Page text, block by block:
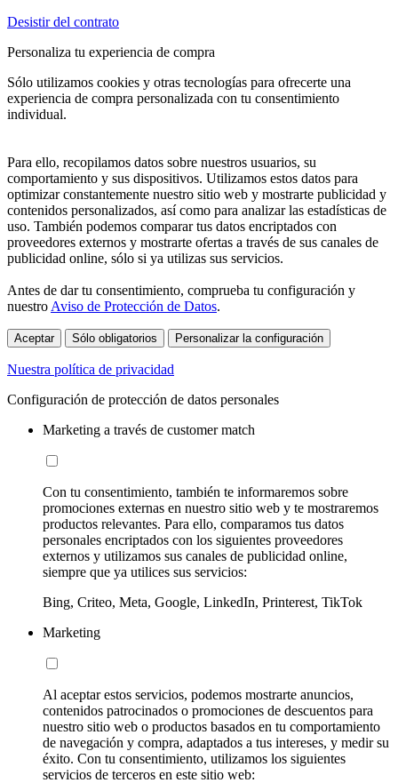
Desistir del contrato
Personaliza tu experiencia de compra
Sólo utilizamos cookies y otras tecnologías para ofrecerte una
experiencia de compra personalizada con tu consentimiento
individual.
Para ello, recopilamos datos sobre nuestros usuarios, su
comportamiento y sus dispositivos. Utilizamos estos datos para
optimizar constantemente nuestro sitio web y mostrarte publicidad y
contenidos personalizados, así como para analizar las estadísticas de
uso. También podemos comparar tus datos encriptados con
proveedores externos y mostrarte ofertas a través de sus canales de
publicidad online, sólo si ya utilizas sus servicios.
Antes de dar tu consentimiento, comprueba tu configuración y
nuestro Aviso de Protección de Datos.
Aceptar Sólo obligatorios Personalizar la configuración
Nuestra política de privacidad
Configuración de protección de datos personales
Marketing a través de customer match
Con tu consentimiento, también te informaremos sobre
promociones externas en nuestro sitio web y te mostraremos
productos relevantes. Para ello, comparamos tus datos
personales encriptados con los siguientes proveedores
externos y utilizamos sus canales de publicidad online,
siempre que ya utilices sus servicios:
Bing, Criteo, Meta, Google, LinkedIn, Printerest, TikTok
Marketing
Al aceptar estos servicios, podemos mostrarte anuncios,
contenidos patrocinados o promociones de descuentos para
nuestro sitio web o productos basados en tu comportamiento
de navegación y compra, adaptados a tus intereses, y medir su
éxito. Con tu consentimiento, utilizamos los siguientes
servicios de terceros en este sitio web: